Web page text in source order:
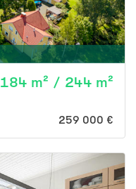
184 m² / 244 m²
259 000 €